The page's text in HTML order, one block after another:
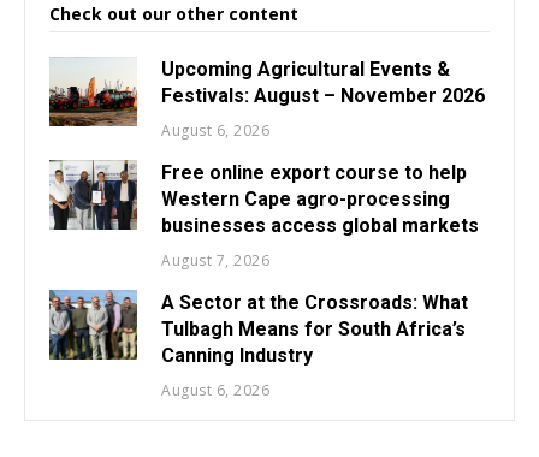
Check out our other content
Upcoming Agricultural Events &
Festivals: August – November 2026
August 6, 2026
Free online export course to help
Western Cape agro-processing
businesses access global markets
August 7, 2026
A Sector at the Crossroads: What
Tulbagh Means for South Africa’s
Canning Industry
August 6, 2026